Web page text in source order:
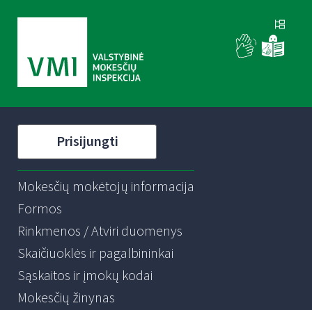
Prisijungti
Mokesčių mokėtojų informacija
Formos
Rinkmenos / Atviri duomenys
Skaičiuoklės ir pagalbininkai
Sąskaitos ir įmokų kodai
Mokesčių žinynas